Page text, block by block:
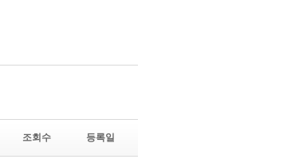
조회수 등록일